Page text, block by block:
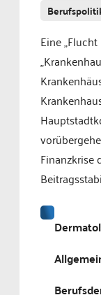
Eine
Finanzkrise